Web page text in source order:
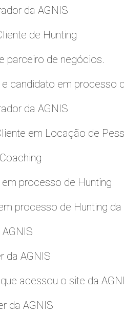
da AGNIS
de Hunting
parceiro de negócios.
candidato em processo
da AGNIS
em Locação de
processo de Hunting
processo de Hunting da
da AGNIS
acessou o site da
da AGNIS